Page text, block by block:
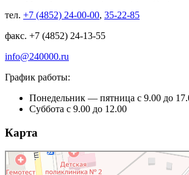
тел. +7 (4852) 24-00-00, 35-22-85
факс. +7 (4852) 24-13-55
info@240000.ru
График работы:
Понедельник — пятница с 9.00 до
Суббота с 9.00 до 12.00
Карта